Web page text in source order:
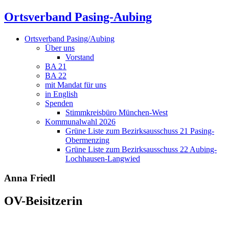
Ortsverband Pasing-Aubing
Ortsverband Pasing/Aubing
Über uns
Vorstand
BA 21
BA 22
mit Mandat für uns
in English
Spenden
Stimmkreisbüro München-West
Kommunalwahl 2026
Grüne Liste zum Bezirksausschuss 21 Pasing-
Obermenzing
Grüne Liste zum Bezirksausschuss 22 Aubing-
Lochhausen-Langwied
Anna Friedl
OV-Beisitzerin